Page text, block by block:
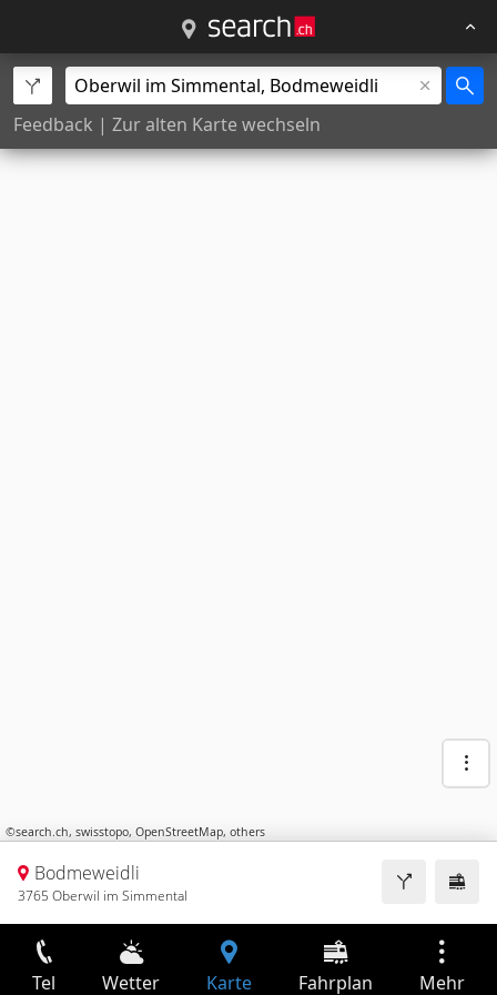
Feedback | Zur alten Karte wechseln
©search.ch, swisstopo, OpenStreetMap, others
Bodmeweidli
3765 Oberwil im Simmental
Tel Wetter Karte Fahrplan Mehr